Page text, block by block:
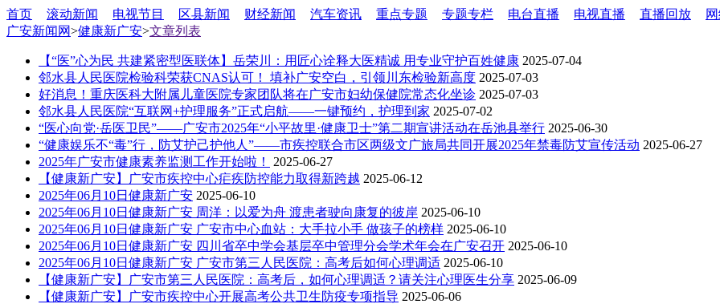
首页 滚动新闻 电视节目 区县新闻 财经新闻 汽车资讯 重点专题 专题专栏 电台直播 电视直播 直播回放
广安新闻网>健康新广安>文章列表
【“医”心为民 共建紧密型医联体】岳荣川：用匠心诠释大医精诚 用专业守护百姓健康 2025-07-04
邻水县人民医院检验科荣获CNAS认可！ 填补广安空白，引领川东检验新高度 2025-07-03
好消息！重庆医科大附属儿童医院专家团队将在广安市妇幼保健院常态化坐诊 2025-07-03
邻水县人民医院“互联网+护理服务”正式启航——一键预约，护理到家 2025-07-02
“医心向党·岳医卫民”——广安市2025年“小平故里·健康卫士”第二期宣讲活动在岳池县举行 2025-06-30
“健康娱乐不“毒”行，防艾护己护他人”——市疾控联合市区两级文广旅局共同开展2025年禁毒防艾宣传活动 2025-06-27
2025年广安市健康素养监测工作开始啦！
2025-06-27
【健康新广安】广安市疾控中心疟疾防控能力取得新跨越 2025-06-12
2025年06月10日健康新广安 2025-06-10
2025年06月10日健康新广安 周洋：以爱为舟 渡患者驶向康复的彼岸 2025-06-10
2025年06月10日健康新广安 广安市中心血站：大手拉小手 做孩子的榜样 2025-06-10
2025年06月10日健康新广安 四川省卒中学会基层卒中管理分会学术年会在广安召开 2025-06-10
2025年06月10日健康新广安 广安市第三人民医院：高考后如何心理调适 2025-06-10
【健康新广安】广安市第三人民医院：高考后，如何心理调适？请关注心理医生分享 2025-06-09
【健康新广安】广安市疾控中心开展高考公共卫生防疫专项指导 2025-06-06